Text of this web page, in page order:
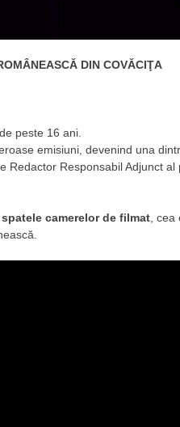
DIN COVĂCIŢA
peste 16 ani.
emisiuni, devenind una
Responsabil Adjunct
camerelor de filmat, cea